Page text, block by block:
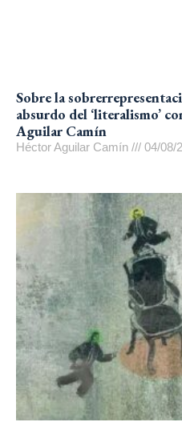
Sobre la
absurdo del ‘literalismo’
Aguilar Camín
Héctor Aguilar Camín 04/08/